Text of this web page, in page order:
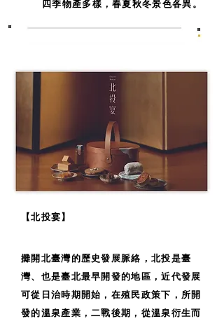
四季物產多樣，春夏秋冬景色各異。
【北投宴】
攤開北臺灣的歷史發展脈絡，北投是臺
灣、也是臺北最早開發的地區，近代發展
可從日治時期開始，在殖民政策下，所開
發的溫泉產業，二戰後期，從溫泉衍生而